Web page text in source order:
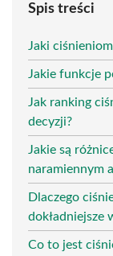
Spis treści
Jaki
Jakie funkcje
Jak ranking
decyzji?
Jakie są
naramiennym
Dlaczego
dokładniejsze
Co to jest